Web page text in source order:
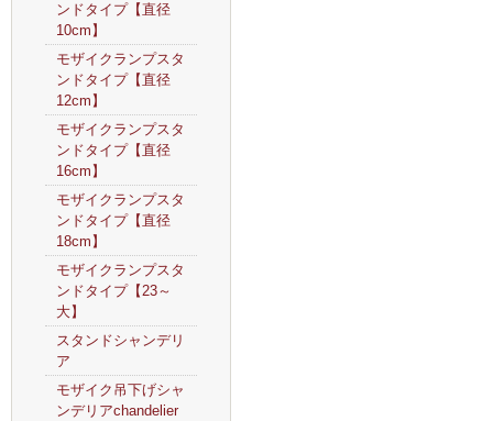
ンドタイプ【直径
10cm】
モザイクランプスタ
ンドタイプ【直径
12cm】
モザイクランプスタ
ンドタイプ【直径
16cm】
モザイクランプスタ
ンドタイプ【直径
18cm】
モザイクランプスタ
ンドタイプ【23～
大】
スタンドシャンデリ
ア
モザイク吊下げシャ
ンデリアchandelier